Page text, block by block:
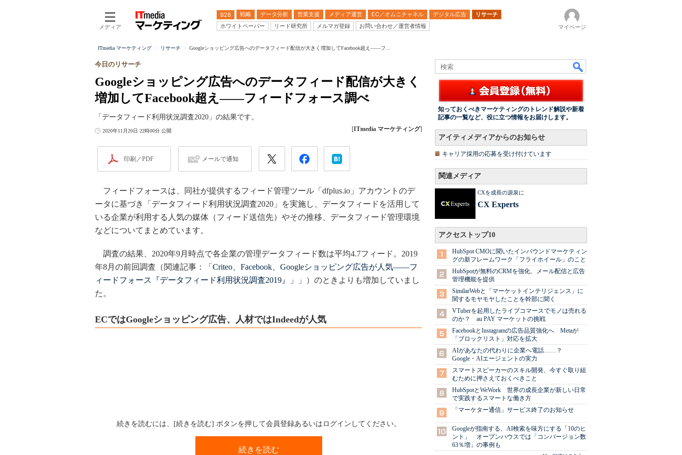
メディア
B2B 戦略 データ分析 営業支援 メディア運営 EC／オムニチャネル デジタル広告
リサーチ
ホワイトペーパー
リード研究所 メルマガ登録 お問い合わせ／運営者情報 マイページ
ITmedia マーケティング リサーチ Googleショッピング広告へのデータフィード配信が大きく増加してFacebook超え――フ...
Googleショッピング広告へのデータフィード配信が大きく
増加してFacebook超え――フィードフォース調べ
今日のリサーチ
「データフィード利用状況調査2020」の結果です。
2020年11月20日 22時00分 公開 [ITmedia マーケティング]
印刷／PDF メールで通知
フィードフォースは、同社が提供するフィード管理ツール「dfplus.io」アカウントのデ
ータに基づき「データフィード利用状況調査2020」を実施し、データフィードを活用して
いる企業が利用する人気の媒体（フィード送信先）やその推移、データフィード管理環境
などについてまとめています。
調査の結果、2020年9月時点で各企業の管理データフィード数は平均4.7フィード。2019
年8月の前回調査（関連記事：「 Criteo、Facebook、Googleショッピング広告が人気――フ
ィードフォース『データフィード利用状況調査2019』」
」）のときよりも増加していまし
た。
ECではGoogleショッピング広告、人材ではIndeedが人気
続きを読むには、[続きを読む] ボタンを押して会員登録あるいはログインしてください。
続きを読む
知っておくべきマーケティングのトレンド解説や新着
記事の一覧など、役に立つ情報をお届けします。
アイティメディアからのお知らせ
キャリア採用の応募を受け付けています
関連メディア
CXを成長の源泉に
CX Experts
アクセストップ10
HubSpot CMOに聞いたインバウンドマーケティン
グの新フレームワーク「フライホイール」のこと
HubSpotが無料のCRMを強化、メール配信と広告
管理機能を提供
SimilarWebと「マーケットインテリジェンス」に
関するモヤモヤしたことを幹部に聞く
VTuberを起用したライブコマースでモノは売れる
のか？ au PAY マーケットの挑戦
FacebookとInstagramの広告品質強化へ Metaが
「ブロックリスト」対応を拡大
AIがあなたの代わりに企業へ電話……？
Google・AIエージェントの実力
スマートスピーカーのスキル開発、今すぐ取り組
むために押さえておくべきこと
HubSpotとWeWork 世界の成長企業が新しい日常
で実践するスマートな働き方
「マーケター通信」サービス終了のお知らせ
Googleが指南する、AI検索を味方にする「10のヒ
ント」 オープンハウスでは「コンバージョン数
63％増」の事例も